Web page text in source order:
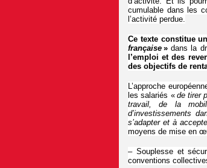
cumulable dans les
l’activité perdue.
Ce texte constitue
française » dans la
l’emploi et des
des objectifs de
L’approche
les salariés « de tirer
travail, de la
d’investissements
s’adapter et à
moyens de mise en
– Souplesse et
conventions